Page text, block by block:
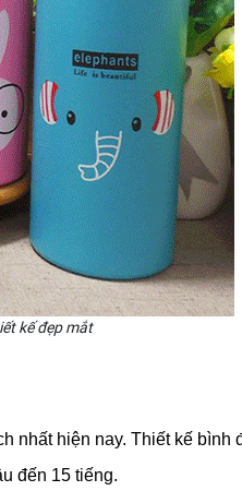
kế đẹp mắt
nhất hiện nay. Thiết kế bình
đến 15 tiếng.